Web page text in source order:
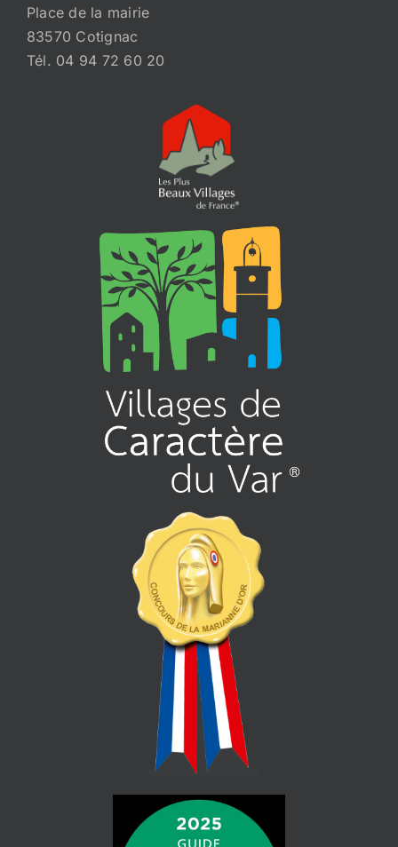
Place de la mairie
83570 Cotignac
Tél. 04 94 72 60 20